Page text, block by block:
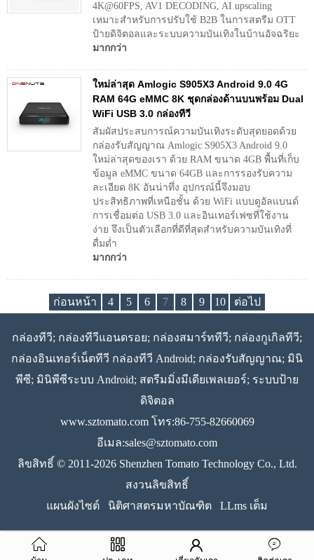
4K@60FPS, AV1 DECODING, AI upscaling
เหมาะสำหรับการปรับใช้ B2B ในการสตรีม OTT
ป้ายดิจิตอลและระบบความบันเทิงในบ้านอัจฉริยะ
มากกว่า
ใหม่ล่าสุด Amlogic S905X3 Android 9.0 4G
RAM 64G eMMC 8K ชุดกล่องด้านบนพร้อม Dual
WiFi USB 3.0 กล่องทีวี
สัมผัสประสบการณ์ความบันเทิงระดับสุดยอดด้วย
กล่องรับสัญญาณ Amlogic S905X3 Android 9.0
ใหม่ล่าสุดของเรา ด้วย RAM ขนาด 4GB พื้นที่เก็บ
ข้อมูล eMMC ขนาด 64GB และการรองรับความ
ละเอียด 8K อันน่าทึ่ง อุปกรณ์นี้จึงมอบ
ประสิทธิภาพที่เหนือชั้น ด้วย WiFi แบบดูอัลแบนด์
การเชื่อมต่อ USB 3.0 และอินเทอร์เฟซที่ใช้งาน
ง่าย จึงเป็นตัวเลือกที่ดีที่สุดสำหรับความบันเทิงที่
ดื่มด่ำ
มากกว่า
ก่อนหน้า 4 5 6 7 8 9 10 ต่อไป
กล่องทีวี; กล่องทีวีแอนดรอย; กล่องสมาร์ททีวี; กล่องกูเกิลทีวี;
กล่องอินเทอร์เน็ตทีวี กล่องทีวี Android; กล่องรับสัญญาณ; มินิ
พีซี; มินิพีซีระบบ Android; สตรีมมิ่งมีเดียเพลเยอร์; ระบบป้าย
ดิจิตอล
www.sztomato.comโทร:86-755-82660069
อีเมล:sales@sztomato.com
ลิขสิทธิ์ © 2011-2026 Shenzhen Tomato Technology Co., Ltd.
สงวนลิขสิทธิ์
แผนผังไซต์
นิติศาสตรมหาบัณฑิต LLms เต็ม